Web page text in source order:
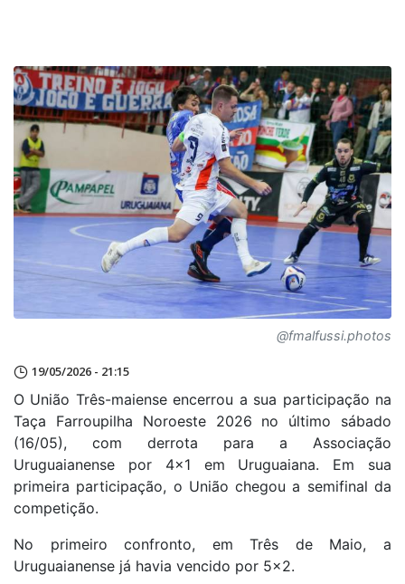
@fmalfussi.photos
19/05/2026 - 21:15
O União Três-maiense encerrou a sua participação na
Taça Farroupilha Noroeste 2026 no último sábado
(16/05), com derrota para a Associação
Uruguaianense por 4x1 em Uruguaiana. Em sua
primeira participação, o União chegou a semifinal da
competição.
No primeiro confronto, em Três de Maio, a
Uruguaianense já havia vencido por 5x2.